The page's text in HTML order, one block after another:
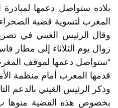
بلاده ستواصل دعمها لمبادرة
المغرب لتسوية قضية
وقال الرئيس الغيني في
زوال يوم الثلاثاء إلى مطار
“ستواصل دعمها لموقف
قدمها المغرب أمام منظمة
وذكر الرئيس الغيني بالدعم
بخصوص هذه القضية منوها ب